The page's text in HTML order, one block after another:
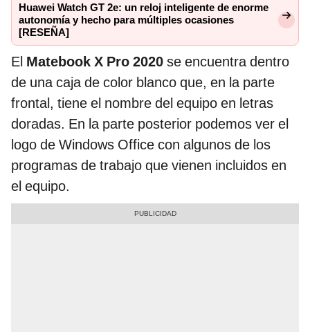
Huawei Watch GT 2e: un reloj inteligente de enorme
autonomía y hecho para múltiples ocasiones
[RESEÑA]
El Matebook X Pro 2020 se encuentra dentro
de una caja de color blanco que, en la parte
frontal, tiene el nombre del equipo en letras
doradas. En la parte posterior podemos ver el
logo de Windows Office con algunos de los
programas de trabajo que vienen incluidos en
el equipo.